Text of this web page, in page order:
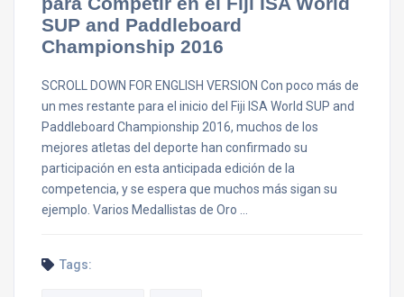
SUP and Paddleboard
Championship 2016
SCROLL DOWN FOR ENGLISH VERSION Con poco más de
un mes restante para el inicio del Fiji ISA World SUP and
Paddleboard Championship 2016, muchos de los
mejores atletas del deporte han confirmado su
participación en esta anticipada edición de la
competencia, y se espera que muchos más sigan su
ejemplo. Varios Medallistas de Oro …
Tags: